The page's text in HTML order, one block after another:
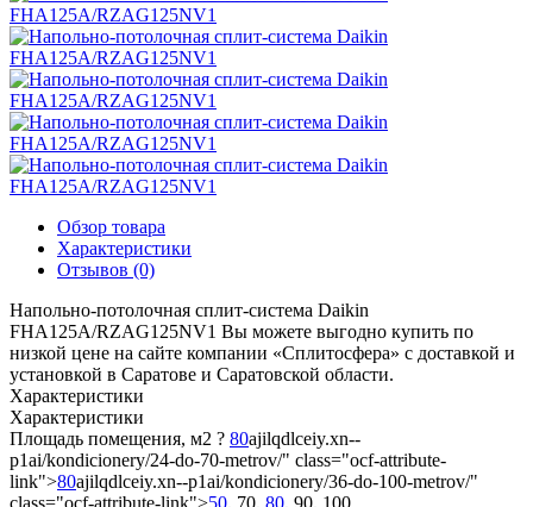
Обзор товара
Характеристики
Отзывов (0)
Напольно-потолочная сплит-система Daikin
FHA125A/RZAG125NV1 Вы можете выгодно купить по
низкой цене на сайте компании «Сплитосфера» с доставкой и
установкой в Саратове и Саратовской области.
Характеристики
Характеристики
Площадь помещения, м2 ? 80ajilqdlceiy.xn--
p1ai/kondicionery/24-do-70-metrov/" class="ocf-attribute-
link">80ajilqdlceiy.xn--p1ai/kondicionery/36-do-100-metrov/"
class="ocf-attribute-link">50, 70, 80, 90, 100